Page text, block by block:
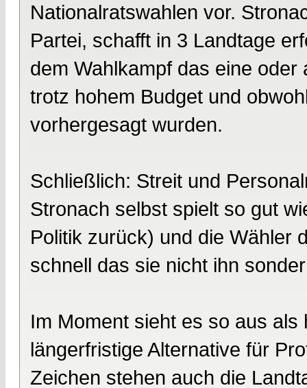
Nationalratswahlen vor.
Partei, schafft in 3 Landtage
dem Wahlkampf das eine
trotz hohem Budget und
vorhergesagt wurden.
Schließlich: Streit und
Stronach selbst spielt so gut
Politik zurück) und die Wähler
schnell das sie nicht ihn
Im Moment sieht es so aus
längerfristige Alternative für
Zeichen stehen auch die